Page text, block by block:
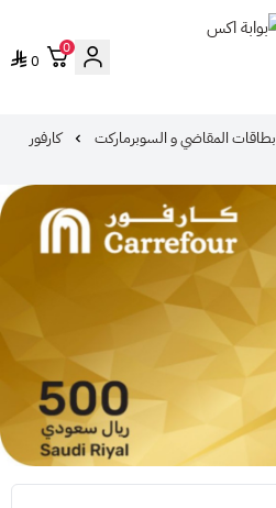
0
0
بطاقات المقاضي و السوبرماركت
كارفور